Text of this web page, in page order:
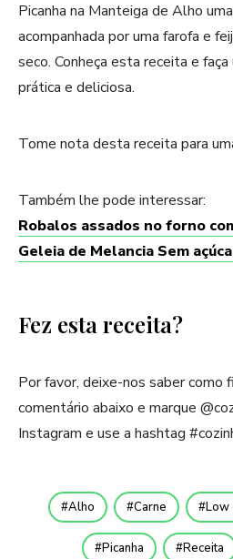
Picanha na Manteiga de Alho
acompanhada por uma farofa e
seco. Conheça esta receita e
prática e deliciosa.
Tome nota desta receita para
Também lhe pode interessar:
Robalos assados no forno
Geleia de Melancia Sem
Fez esta receita?
Por favor, deixe-nos saber como
comentário abaixo e marque
Instagram e use a hashtag
Alho Carne Low
Picanha Receita